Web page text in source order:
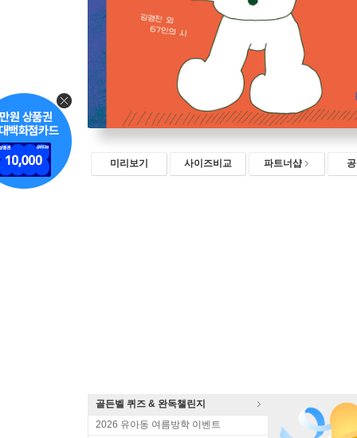
미리보기 사이즈비교 파트너샵
골든벨 퀴즈 & 완독챌린지
2026 유아동 여름방학 이벤트